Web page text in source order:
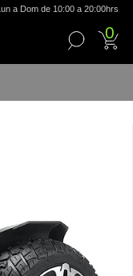
a Dom de 10:00 a 20:00hrs
0